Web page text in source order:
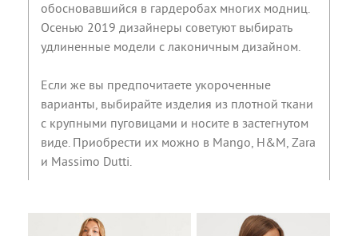
обосновавшийся в гардеробах многих модниц.
Осенью 2019 дизайнеры советуют выбирать
удлиненные модели с лаконичным дизайном.
Если же вы предпочитаете укороченные
варианты, выбирайте изделия из плотной ткани
с крупными пуговицами и носите в застегнутом
виде. Приобрести их можно в Mango, H&M, Zara
и Massimo Dutti.